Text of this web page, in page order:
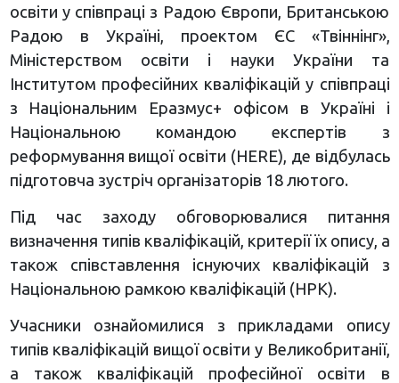
освіти у співпраці з Радою Європи, Британською
Радою в Україні, проектом ЄС «Твіннінг»,
Міністерством освіти і науки України та
Інститутом професійних кваліфікацій у співпраці
з Національним Еразмус+ офісом в Україні і
Національною командою експертів з
реформування вищої освіти (HERE), де відбулась
підготовча зустріч організаторів 18 лютого.
Під час заходу обговорювалися питання
визначення типів кваліфікацій, критерії їх опису, а
також співставлення існуючих кваліфікацій з
Національною рамкою кваліфікацій (НРК).
Учасники ознайомилися з прикладами опису
типів кваліфікацій вищої освіти у Великобританії,
а також кваліфікацій професійної освіти в